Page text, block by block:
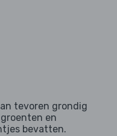
tevoren grondig
en
bevatten.